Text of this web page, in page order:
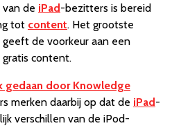
de iPad -bezitters is bereid
tot content. Het grootste
de voorkeur aan een
content.
gedaan door Knowledge
merken daarbij op dat de iPad -
verschillen van de iPod-